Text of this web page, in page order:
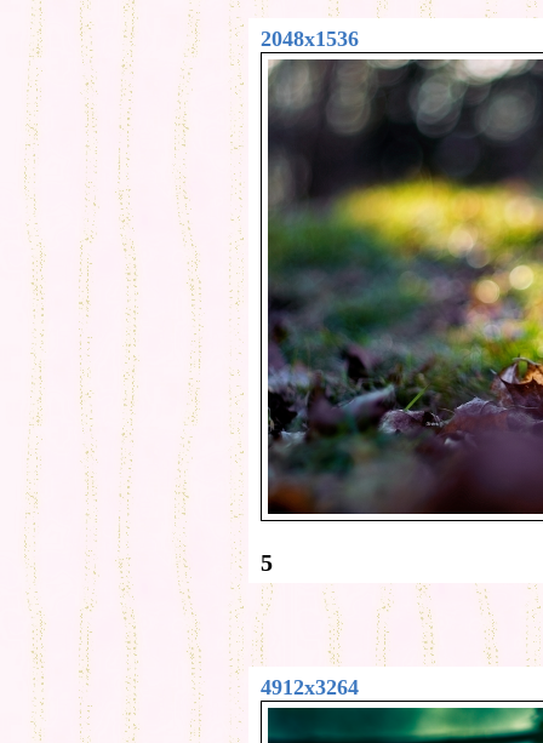
2048x1536
5
4912x3264